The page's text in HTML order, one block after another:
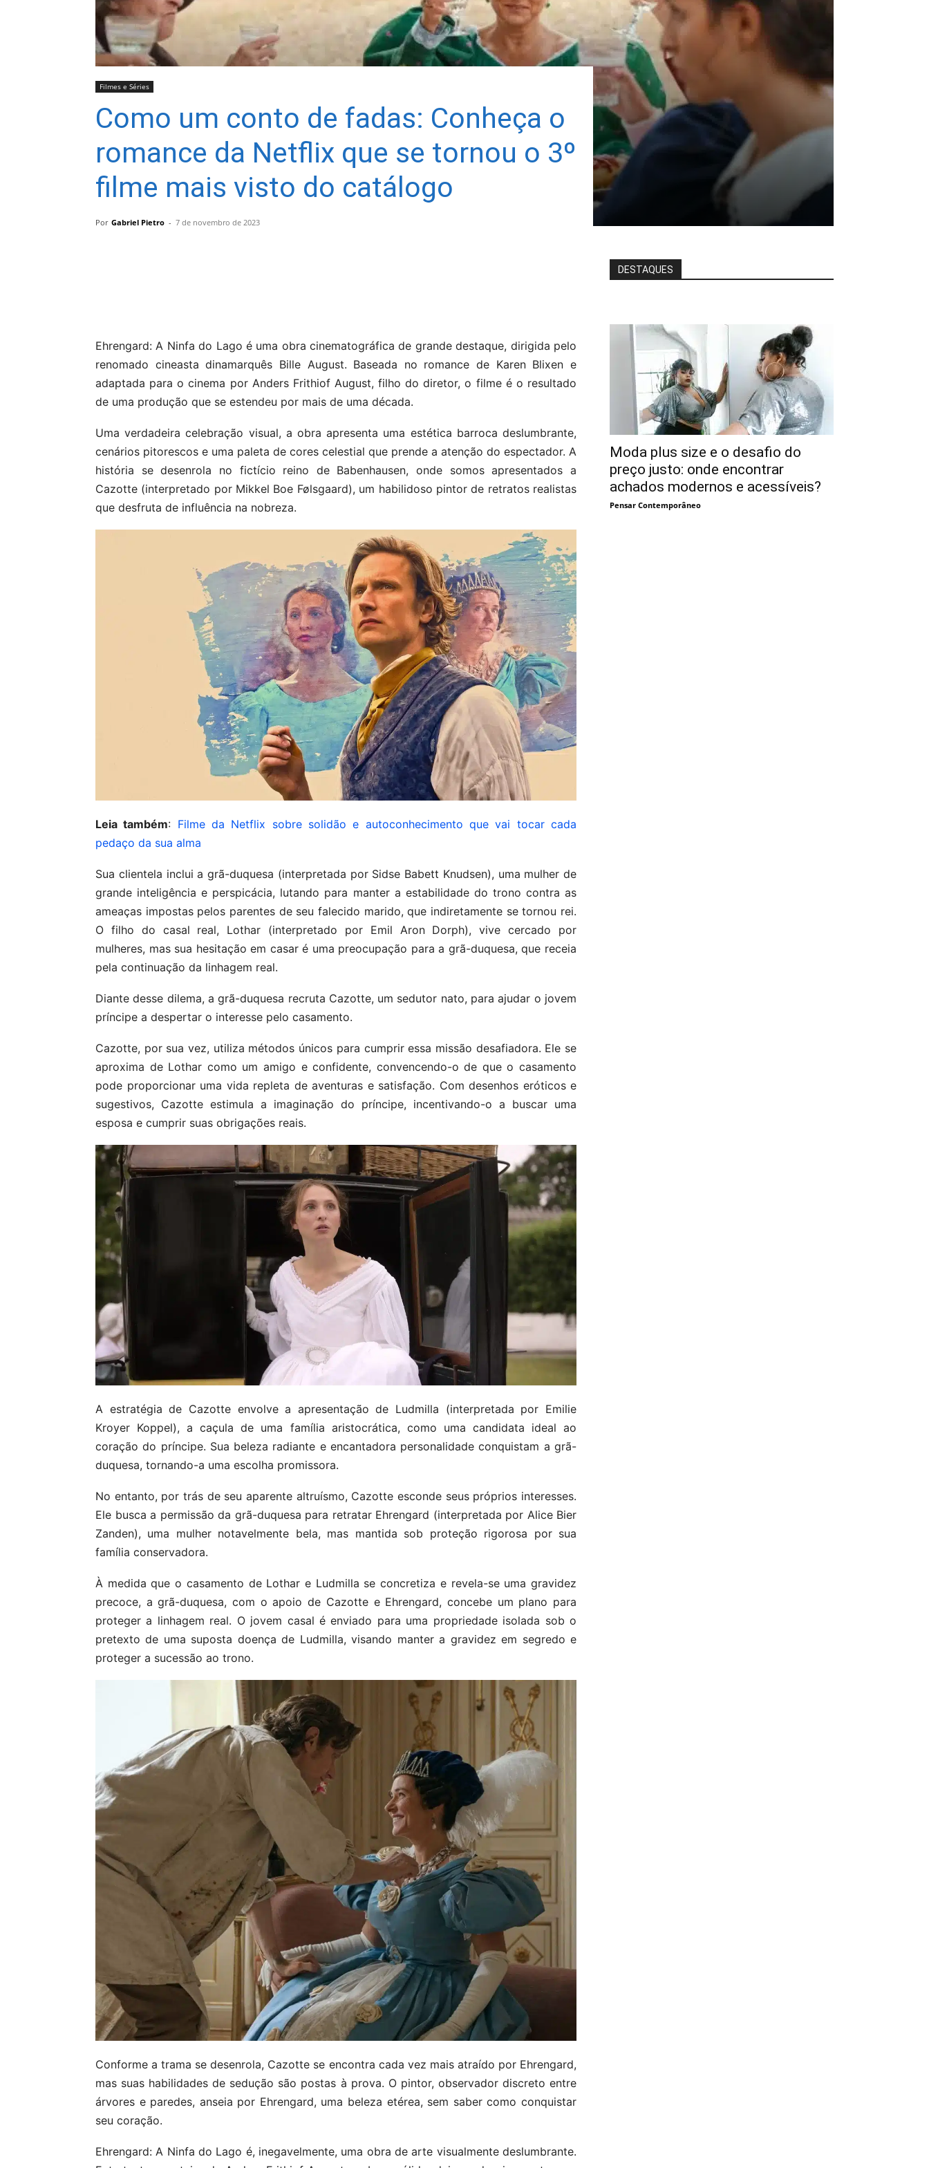
Filmes e Séries
Como um conto de fadas: Conheça o
romance da Netflix que se tornou o 3º
filme mais visto do catálogo
Por Gabriel Pietro - 7 de novembro de 2023
Ehrengard: A Ninfa do Lago é uma obra cinematográfica de grande destaque, dirigida pelo
renomado cineasta dinamarquês Bille August. Baseada no romance de Karen Blixen e
adaptada para o cinema por Anders Frithiof August, filho do diretor, o filme é o resultado
de uma produção que se estendeu por mais de uma década.
Uma verdadeira celebração visual, a obra apresenta uma estética barroca deslumbrante,
cenários pitorescos e uma paleta de cores celestial que prende a atenção do espectador. A
história se desenrola no fictício reino de Babenhausen, onde somos apresentados a
Cazotte (interpretado por Mikkel Boe Følsgaard), um habilidoso pintor de retratos realistas
que desfruta de influência na nobreza.
Leia também: Filme da Netflix sobre solidão e autoconhecimento que vai tocar cada
pedaço da sua alma
Sua clientela inclui a grã-duquesa (interpretada por Sidse Babett Knudsen), uma mulher de
grande inteligência e perspicácia, lutando para manter a estabilidade do trono contra as
ameaças impostas pelos parentes de seu falecido marido, que indiretamente se tornou rei.
O filho do casal real, Lothar (interpretado por Emil Aron Dorph), vive cercado por
mulheres, mas sua hesitação em casar é uma preocupação para a grã-duquesa, que receia
pela continuação da linhagem real.
Diante desse dilema, a grã-duquesa recruta Cazotte, um sedutor nato, para ajudar o jovem
príncipe a despertar o interesse pelo casamento.
Cazotte, por sua vez, utiliza métodos únicos para cumprir essa missão desafiadora. Ele se
aproxima de Lothar como um amigo e confidente, convencendo-o de que o casamento
pode proporcionar uma vida repleta de aventuras e satisfação. Com desenhos eróticos e
sugestivos, Cazotte estimula a imaginação do príncipe, incentivando-o a buscar uma
esposa e cumprir suas obrigações reais.
A estratégia de Cazotte envolve a apresentação de Ludmilla (interpretada por Emilie
Kroyer Koppel), a caçula de uma família aristocrática, como uma candidata ideal ao
coração do príncipe. Sua beleza radiante e encantadora personalidade conquistam a grã-
duquesa, tornando-a uma escolha promissora.
No entanto, por trás de seu aparente altruísmo, Cazotte esconde seus próprios interesses.
Ele busca a permissão da grã-duquesa para retratar Ehrengard (interpretada por Alice Bier
Zanden), uma mulher notavelmente bela, mas mantida sob proteção rigorosa por sua
família conservadora.
À medida que o casamento de Lothar e Ludmilla se concretiza e revela-se uma gravidez
precoce, a grã-duquesa, com o apoio de Cazotte e Ehrengard, concebe um plano para
proteger a linhagem real. O jovem casal é enviado para uma propriedade isolada sob o
pretexto de uma suposta doença de Ludmilla, visando manter a gravidez em segredo e
proteger a sucessão ao trono.
Conforme a trama se desenrola, Cazotte se encontra cada vez mais atraído por Ehrengard,
mas suas habilidades de sedução são postas à prova. O pintor, observador discreto entre
árvores e paredes, anseia por Ehrengard, uma beleza etérea, sem saber como conquistar
seu coração.
Ehrengard: A Ninfa do Lago é, inegavelmente, uma obra de arte visualmente deslumbrante.
DESTAQUES
Moda plus size e o desafio do
preço justo: onde encontrar
achados modernos e acessíveis?
Pensar Contemporâneo